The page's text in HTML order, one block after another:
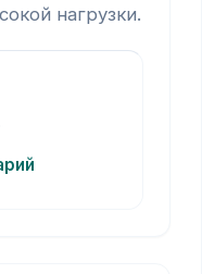
нагрузки.